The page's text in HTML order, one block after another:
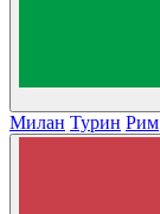
Милан Турин Рим